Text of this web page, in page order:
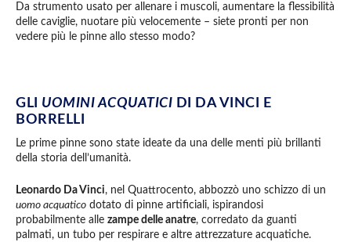
Da strumento usato per allenare i muscoli, aumentare la flessibilità
delle caviglie, nuotare più velocemente – siete pronti per non
vedere più le pinne allo stesso modo?
GLI UOMINI ACQUATICI DI DA VINCI E
BORRELLI
Le prime pinne sono state ideate da una delle menti più brillanti
della storia dell’umanità.
Leonardo Da Vinci, nel Quattrocento, abbozzò uno schizzo di un
uomo acquatico dotato di pinne artificiali, ispirandosi
probabilmente alle zampe delle anatre, corredato da guanti
palmati, un tubo per respirare e altre attrezzature acquatiche.